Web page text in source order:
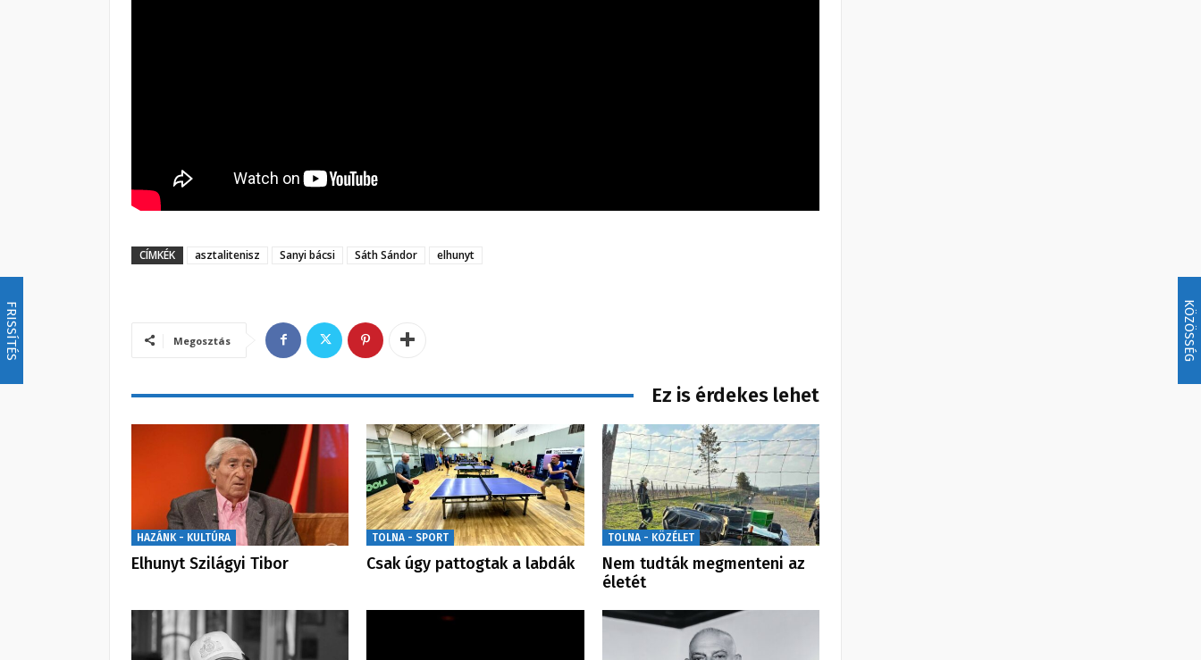
FRISSÍTÉS KÖZÖSSÉG
CÍMKÉK asztalitenisz Sanyi bácsi Sáth Sándor elhunyt
Megosztás
Ez is érdekes lehet
HAZÁNK - KULTÚRA
Elhunyt Szilágyi Tibor
TOLNA - SPORT
Csak úgy pattogtak a labdák
TOLNA - KÖZÉLET
Nem tudták megmenteni az
életét